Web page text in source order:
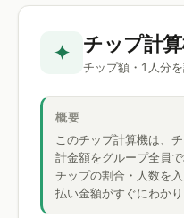
✦ チップ計
チップ額・1人分
概要
このチップ計算機は、
計金額をグループ全員
チップの割合・人数を
払い金額がすぐにわかり